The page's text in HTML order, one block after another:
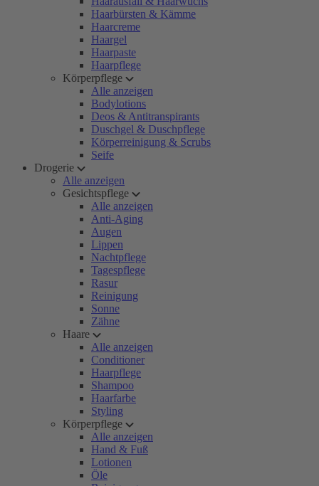
Haarbürsten & Kämme
Haarcreme
Haargel
Haarpaste
Haarpflege
Körperpflege
Alle anzeigen
Bodylotions
Deos & Antitranspirants
Duschgel & Duschpflege
Körperreinigung & Scrubs
Seife
Drogerie
Alle anzeigen
Gesichtspflege
Alle anzeigen
Anti-Aging
Augen
Lippen
Nachtpflege
Tagespflege
Rasur
Reinigung
Sonne
Zähne
Haare
Alle anzeigen
Conditioner
Haarpflege
Shampoo
Haarfarbe
Styling
Körperpflege
Alle anzeigen
Hand & Fuß
Lotionen
Öle